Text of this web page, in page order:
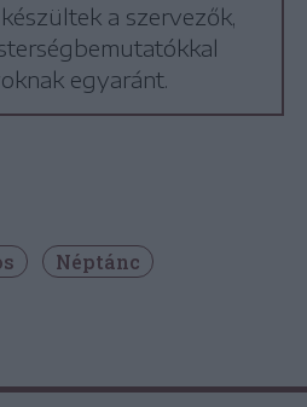
a szervezők,
egyaránt.
Néptánc